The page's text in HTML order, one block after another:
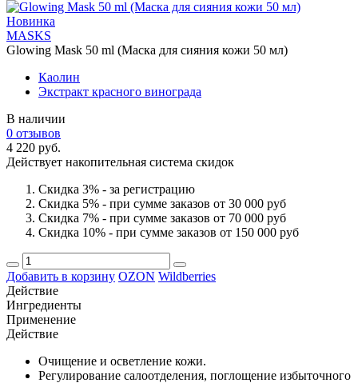
Новинка
MASKS
Glowing Mask 50 ml (Маска для сияния кожи 50 мл)
Каолин
Экстракт красного винограда
В наличии
0 отзывов
4 220 руб.
Действует накопительная система скидок
Скидка 3% - за регистрацию
Скидка 5% - при сумме заказов от 30 000 руб
Скидка 7% - при сумме заказов от 70 000 руб
Скидка 10% - при сумме заказов от 150 000 руб
Добавить в корзину OZON Wildberries
Действие
Ингредиенты
Применение
Действие
Очищение и осветление кожи.
Регулирование салоотделения, поглощение избыточного